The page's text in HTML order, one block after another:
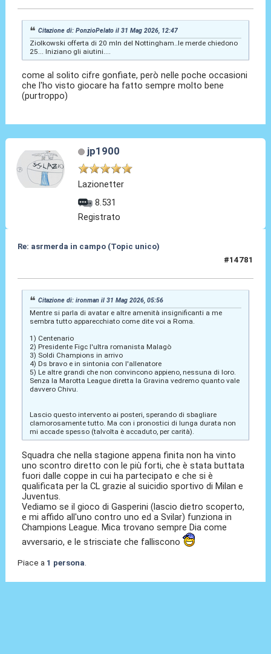
Citazione di: PonzioPelato il 31 Mag 2026, 12:47
Ziolkowski offerta di 20 mln del Nottingham..le merde chiedono
25... Iniziano gli aiutini....
come al solito cifre gonfiate, però nelle poche occasioni
che l'ho visto giocare ha fatto sempre molto bene
(purtroppo)
jp1900
Lazionetter
8.531
Registrato
Re: asrmerda in campo (Topic unico)
#14781
Citazione di: ironman il 31 Mag 2026, 05:56
Mentre si parla di avatar e altre amenità insignificanti a me
sembra tutto apparecchiato come dite voi a Roma.
1) Centenario
2) Presidente Figc l'ultra romanista Malagò
3) Soldi Champions in arrivo
4) Ds bravo e in sintonia con l'allenatore
5) Le altre grandi che non convincono appieno, nessuna di loro.
Senza la Marotta League diretta la Gravina vedremo quanto vale
davvero Chivu.
Lascio questo intervento ai posteri, sperando di sbagliare
clamorosamente tutto. Ma con i pronostici di lunga durata non
mi accade spesso (talvolta è accaduto, per carità).
Squadra che nella stagione appena finita non ha vinto
uno scontro diretto con le più forti, che è stata buttata
fuori dalle coppe in cui ha partecipato e che si è
qualificata per la CL grazie al suicidio sportivo di Milan e
Juventus.
Vediamo se il gioco di Gasperini (lascio dietro scoperto,
e mi affido all'uno contro uno ed a Svilar) funziona in
Champions League. Mica trovano sempre Dia come
avversario, e le strisciate che falliscono
Piace a 1 persona.